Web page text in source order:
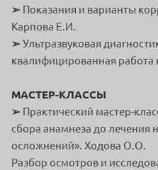
➢ Показания и варианты
Карпова Е.И.
➢Ультразвуковая
квалифицированная работа
МАСТЕР-КЛАССЫ
➢ Практический мастер-
сбора анамнеза до лечения
осложнений». Ходова О.О.
Разбор осмотров и